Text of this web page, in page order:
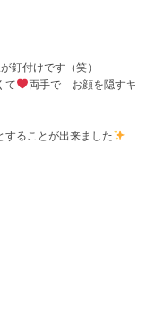
釘付けです（笑）
て
両手で お顔を隠すキ
することが出来ました